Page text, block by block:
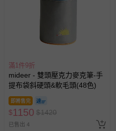
滿1件9折
mideer - 雙頭壓克力麥克筆-手
提布袋斜硬頭&軟毛頭(48色)
即將售完
$1150 $1420
已售出 4